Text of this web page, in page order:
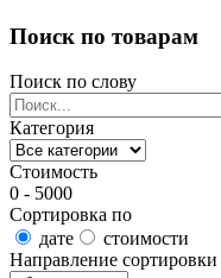
Поиск по товарам
Поиск по слову
Категория
Стоимость
0 - 5000
Сортировка по
дате
стоимости
Направление сортировки